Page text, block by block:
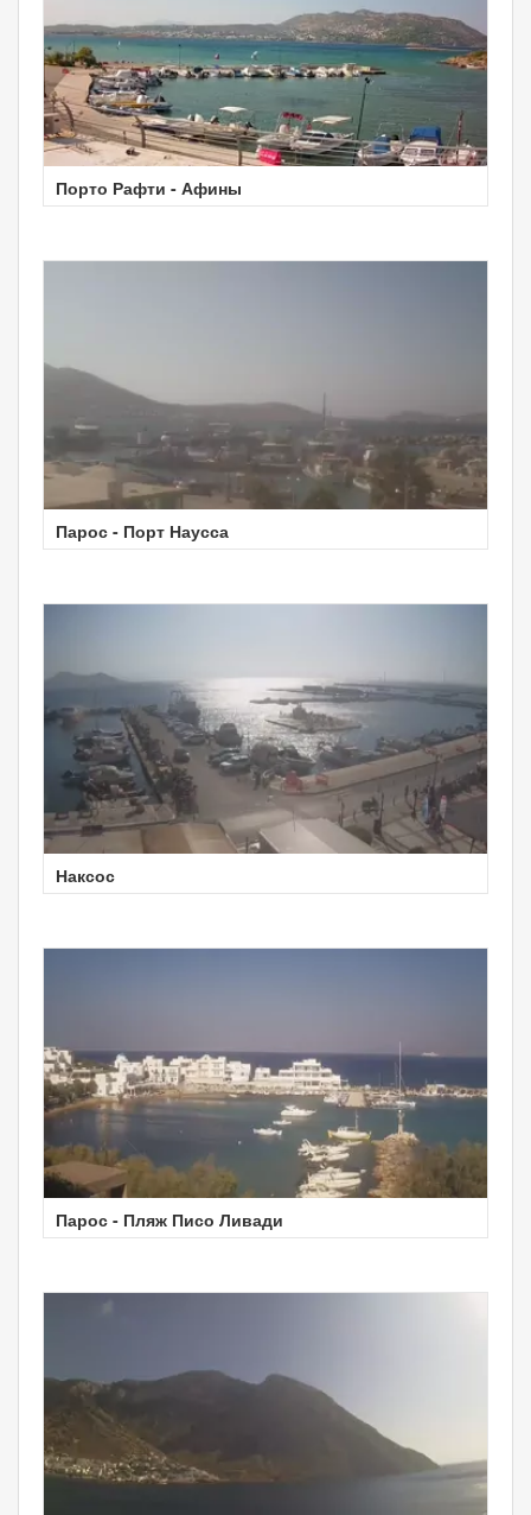
Порто Рафти - Афины
Парос - Порт Наусса
Наксос
Парос - Пляж Писо Ливади